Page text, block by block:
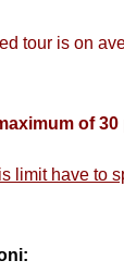
tour is on
of 30
limit have to